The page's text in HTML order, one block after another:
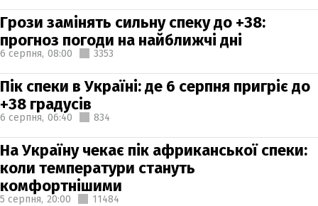
Грози замінять сильну спеку до +38:
прогноз погоди на найближчі дні
6 серпня, 08:00 3353
Пік спеки в Україні: де 6 серпня пригріє до
+38 градусів
6 серпня, 06:40 834
На Україну чекає пік африканської спеки:
коли температури стануть
комфортнішими
5 серпня, 20:00 11484